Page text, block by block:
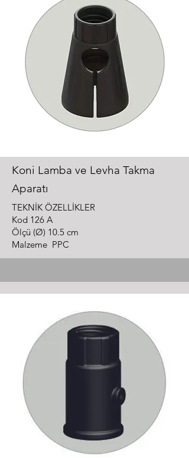
Koni Lamba ve Levha Takma
Aparatı
TEKNİK ÖZELLİKLER
Kod 126 A
Ölçü (Ø) 10.5 cm
Malzeme PPC